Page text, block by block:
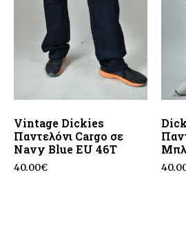
Vintage Dickies
Παντελόνι Cargo σε
Navy Blue EU 46T
40.00€